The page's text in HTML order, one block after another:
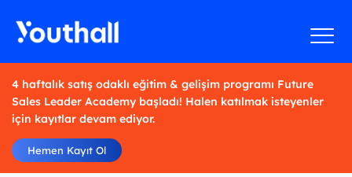
4 haftalık satış odaklı eğitim & gelişim programı Future
Sales Leader Academy başladı! Halen katılmak isteyenler
için kayıtlar devam ediyor.
Hemen Kayıt Ol